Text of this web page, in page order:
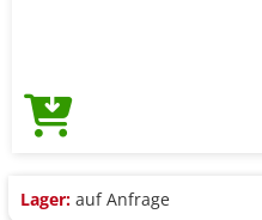
Lager: auf Anfrage